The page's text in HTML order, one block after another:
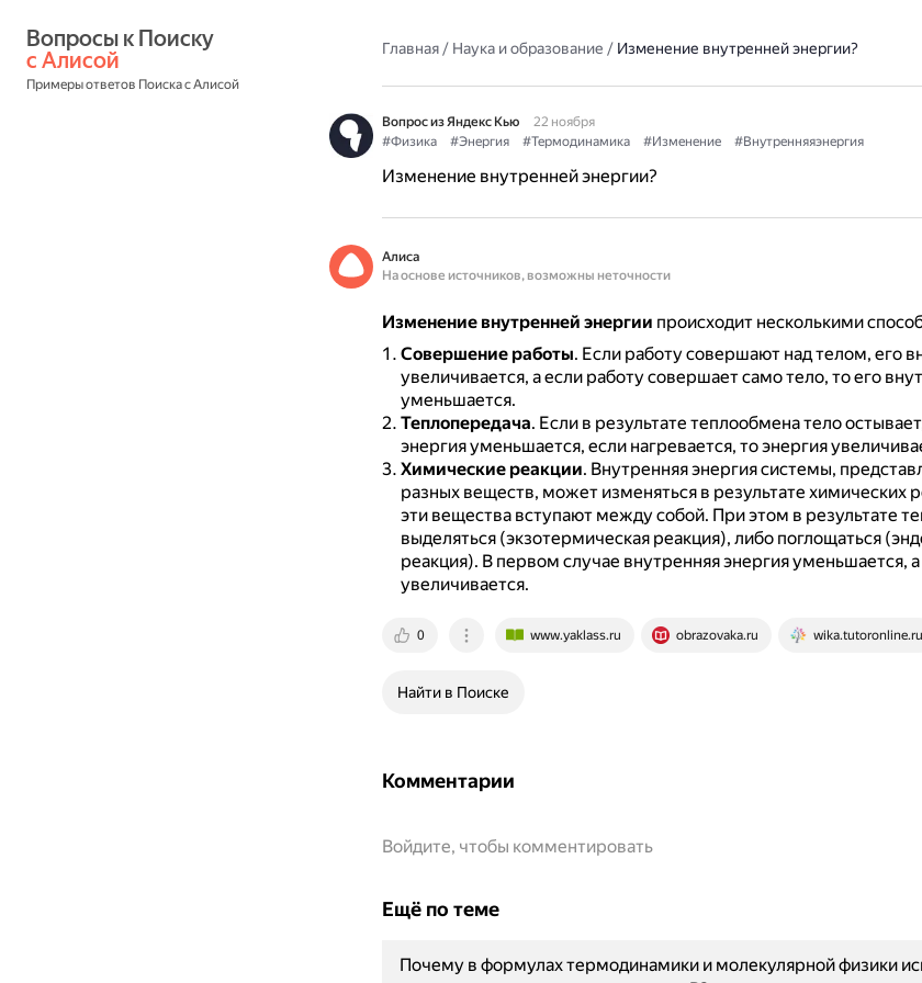
с Алисой
Примеры ответов Поиска с Алисой
Главная/ Наука и образование / Изменение внутренней энергии?
Вопрос из Яндекс Кью
22 ноября
#Физика
#Энергия #Термодинамика #Изменение #Внутренняяэнергия
Изменение внутренней энергии?
Алиса
На основе источников, возможны неточности
Изменение внутренней энергии происходит несколькими
Совершение работы. Если работу совершают над телом, его
увеличивается, а если работу совершает само тело, то его
уменьшается.
Теплопередача. Если в результате теплообмена тело
энергия уменьшается, если нагревается, то энергия
Химические реакции. Внутренняя энергия системы,
разных веществ, может изменяться в результате химических
эти вещества вступают между собой. При этом в результате
выделяться (экзотермическая реакция), либо поглощаться
реакция). В первом случае внутренняя энергия уменьшается,
увеличивается.
0 www.yaklass.ru obrazovaka.ru wika.tutoronline.ru
Найти в Поиске
Комментарии
Войдите, чтобы комментировать
Ещё по теме
Почему в формулах термодинамики и молекулярной физики